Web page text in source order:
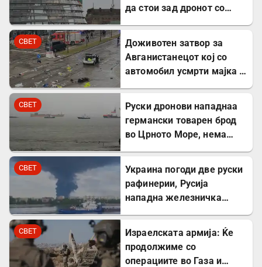
да стои зад дронот со
СВЕТ
Доживотен затвор за
Авганистанецот кој со
автомобил усмрти мајка и
СВЕТ
Руски дронови нападнаа
германски товарен брод
во Црното Море, нема
СВЕТ
Украина погоди две руски
рафинерии, Русија
нападна железничка
СВЕТ
Израелската армија: Ќе
продолжиме со
операциите во Газа и